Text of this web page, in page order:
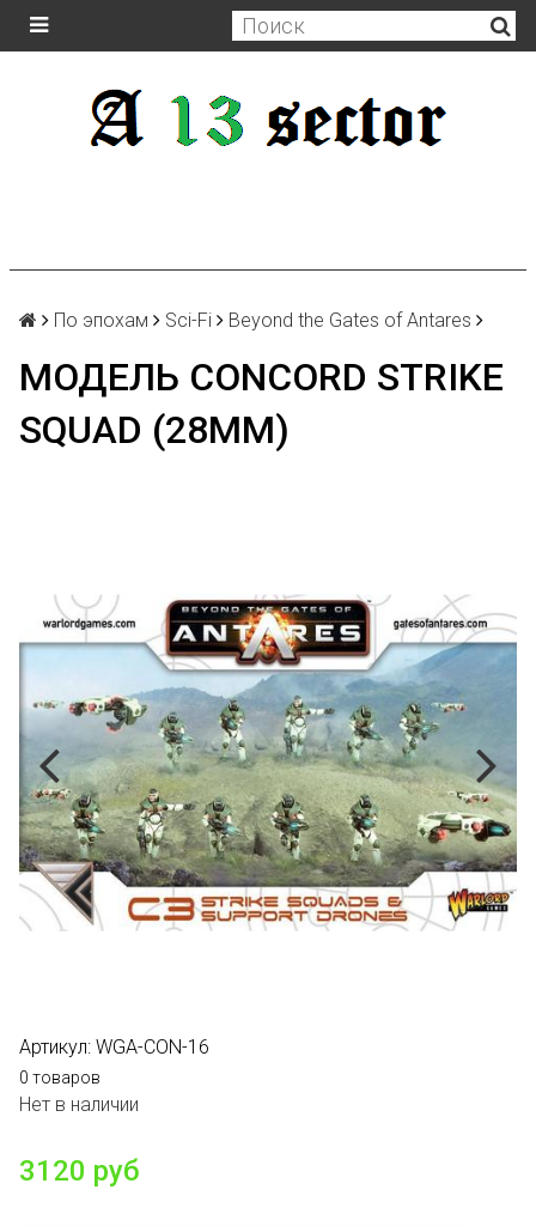
По эпохам Sci-Fi Beyond the Gates of Antares
МОДЕЛЬ CONCORD STRIKE
SQUAD (28MM)
Артикул: WGA-CON-16
0 товаров
Нет в наличии
3120 руб